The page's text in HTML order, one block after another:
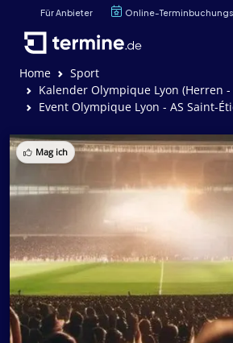
Für Anbieter Online-
Home
Sport
Kalender Olympique Lyon (Herren
Event Olympique Lyon - AS Saint-
Mag ich